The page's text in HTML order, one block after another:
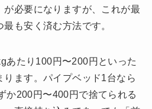
が必要になりますが、これが最
も安く済む方法です。
あたり100円〜200円といった
ります。パイプベッド1台なら
か200円〜400円で捨てられる